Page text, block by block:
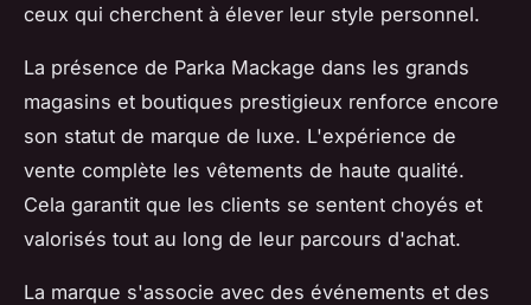
ceux qui cherchent à élever leur style personnel.
La présence de Parka Mackage dans les grands
magasins et boutiques prestigieux renforce encore
son statut de marque de luxe. L'expérience de
vente complète les vêtements de haute qualité.
Cela garantit que les clients se sentent choyés et
valorisés tout au long de leur parcours d'achat.
La marque s'associe avec des événements et des